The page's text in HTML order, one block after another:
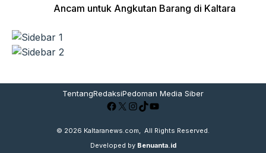
Ancam untuk Angkutan Barang di Kaltara
TentangRedaksiPedoman Media Siber
Facebook
X Instagram
TikTok
YouTube
© 2026 Kaltaranews.com , All Rights Reserved.
Developed by Benuanta.id